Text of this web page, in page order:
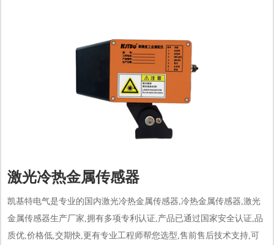
激光冷热金属传感器
凯基特电气是专业的国内激光冷热金属传感器,冷热金属传感器,激光
金属传感器生产厂家,拥有多项专利认证,产品已通过国家安全认证,品
质优,价格低,交期快,更有专业工程师帮您选型,售前售后技术支持,可